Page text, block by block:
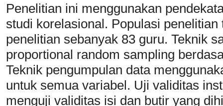
Penelitian ini menggunakan
studi korelasional. Populasi
penelitian sebanyak 83 guru. Teknik
proportional random sampling
Teknik pengumpulan data
untuk semua variabel. Uji validitas
menguji validitas isi dan butir yang